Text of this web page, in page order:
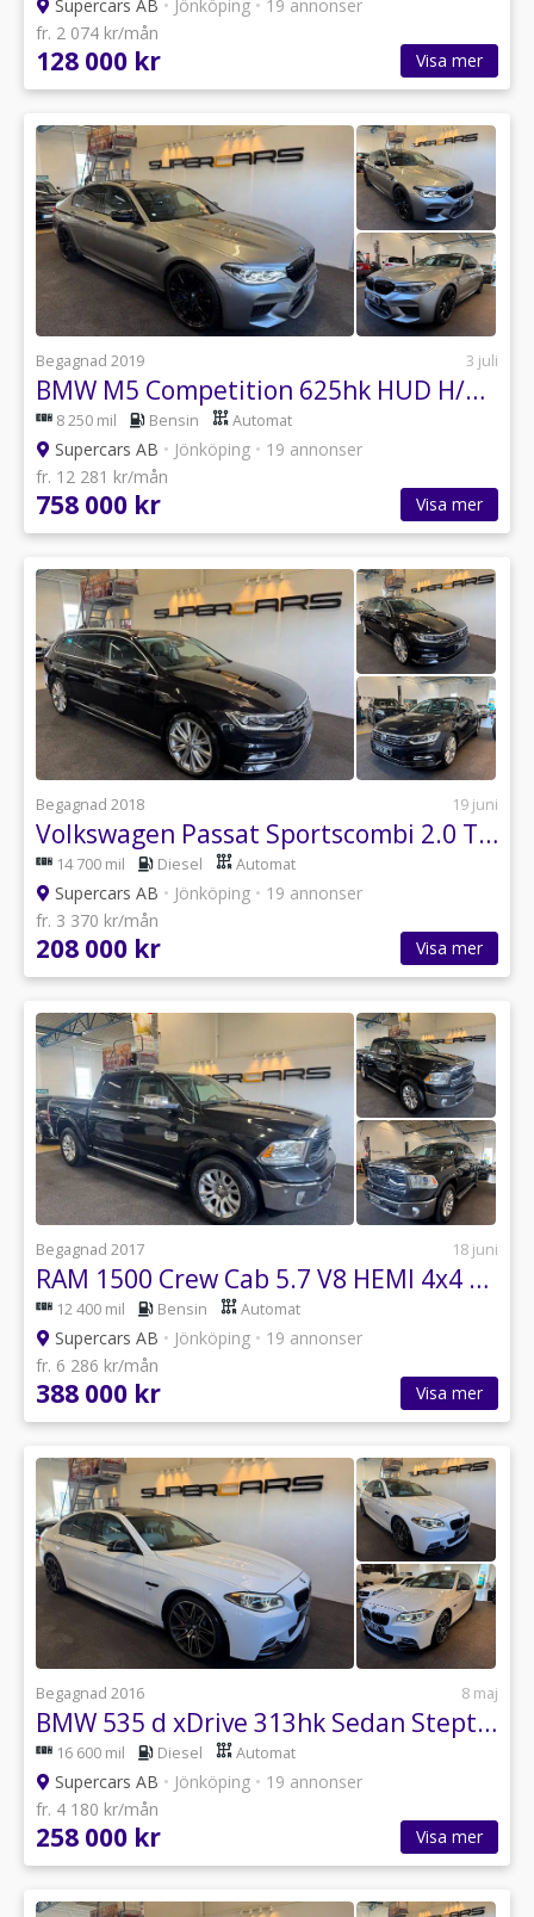
Supercars AB • Jönköping • 19 annonser
fr. 2 074 kr/mån
128 000 kr Visa mer
Begagnad 2019 3 juli
BMW M5 Competition 625hk HUD H/K SV-SÅLD
8 250 mil Bensin Automat
Supercars AB • Jönköping • 19 annonser
fr. 12 281 kr/mån
758 000 kr Visa mer
Begagnad 2018 19 juni
Volkswagen Passat Sportscombi 2.0 TDI SCR 4Motion GT R-Line 190hk
14 700 mil Diesel Automat
Supercars AB • Jönköping • 19 annonser
fr. 3 370 kr/mån
208 000 kr Visa mer
Begagnad 2017 18 juni
RAM 1500 Crew Cab 5.7 V8 HEMI 4x4 Laramie Longhorn
12 400 mil Bensin Automat
Supercars AB • Jönköping • 19 annonser
fr. 6 286 kr/mån
388 000 kr Visa mer
Begagnad 2016 8 maj
BMW 535 d xDrive 313hk Sedan Steptronic M Sport Se Spec 20"
16 600 mil Diesel Automat
Supercars AB • Jönköping • 19 annonser
fr. 4 180 kr/mån
258 000 kr Visa mer